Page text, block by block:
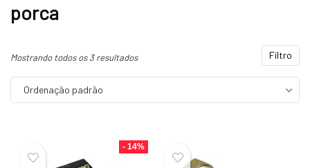
porca
Filtro
Mostrando todos os 3 resultados
Ordenação padrão
- 14%